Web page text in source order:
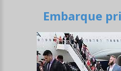
Embarque